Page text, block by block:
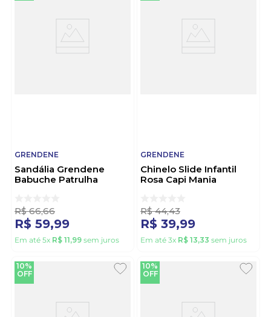
GRENDENE
Sandália Grendene
Babuche Patrulha
R$ 66,66
R$ 59,99
Em até 5x R$ 11,99 sem juros
GRENDENE
Chinelo Slide Infantil
Rosa Capi Mania
R$ 44,43
R$ 39,99
Em até 3x R$ 13,33 sem juros
10%
OFF
10%
OFF